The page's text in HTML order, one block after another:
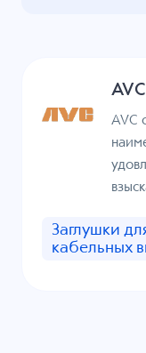
AVC
AVC
Заглушки
кабельных